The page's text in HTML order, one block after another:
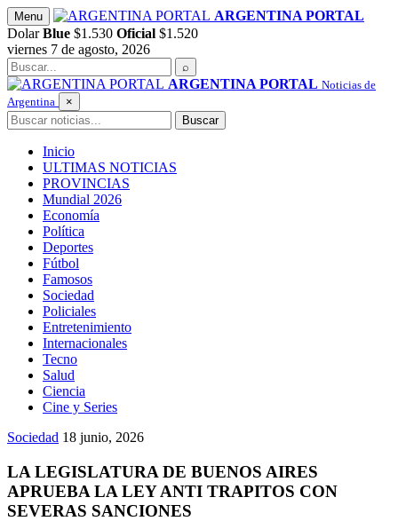
Saltar
al
contenido
Menu
ARGENTINA PORTAL
Dolar Blue $1.530 Oficial $1.520
viernes 7 de agosto, 2026
Buscar
⌕
ARGENTINA PORTAL Noticias de
Argentina
×
Buscar Buscar
Inicio
ULTIMAS NOTICIAS
PROVINCIAS
Mundial 2026
Economía
Política
Deportes
Fútbol
Famosos
Sociedad
Policiales
Entretenimiento
Internacionales
Tecno
Salud
Ciencia
Cine y Series
Sociedad 18 junio, 2026
LA LEGISLATURA DE BUENOS AIRES
APRUEBA LA LEY ANTI TRAPITOS CON
SEVERAS SANCIONES